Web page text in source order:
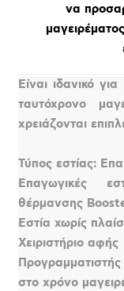
να
Είναι ιδανικό
ταυτόχρονο
χρειάζονται
Τύπος εστίας:
Επαγωγικές
θέρμανσης
Εστία χωρίς
Χειριστήριο αφής
στο χρόνο